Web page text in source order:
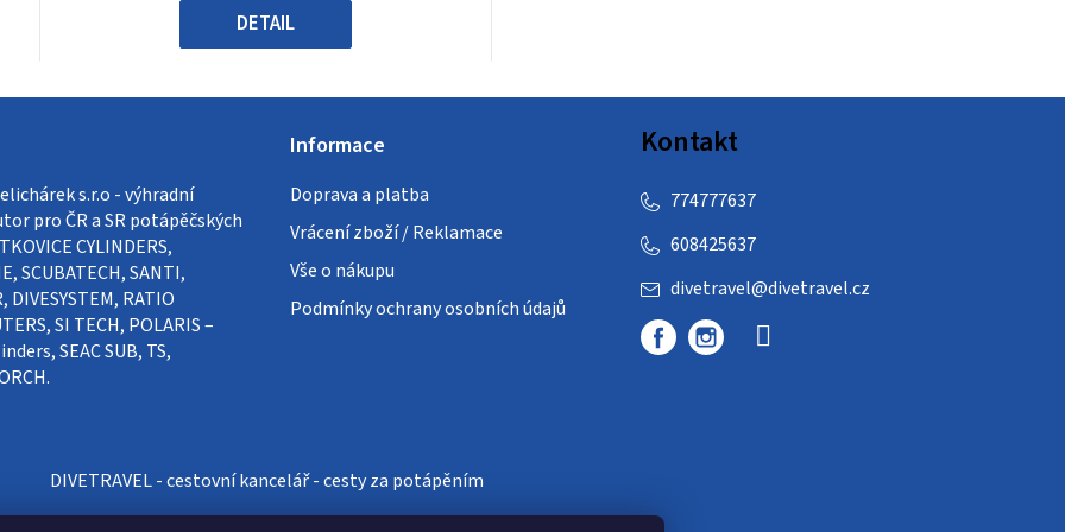
hvězdiček.
DETAIL
s.r.o - výhradní
pro ČR a SR potápěčských
CYLINDERS,
SCUBATECH, SANTI,
DIVESYSTEM, RATIO
SI TECH, POLARIS –
SEAC SUB, TS,
Informace
Doprava a platba
Vrácení zboží / Reklamace
Vše o nákupu
Podmínky ochrany osobních údajů
Kontakt
divetravel@divetravel.cz
608425637
774777637
DIVETRAVEL - cestovní kancelář - cesty za potápěním